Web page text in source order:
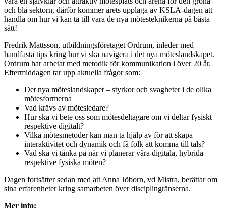
och blå sektorn, därför kommer årets upplaga av KSLA-dagen att
handla om hur vi kan ta till vara de nya mötesteknikerna på bästa
sätt!
Fredrik Mattsson, utbildningsföretaget Ordrum, inleder med
handfasta tips kring hur vi ska navigera i det nya möteslandskapet.
Ordrum har arbetat med metodik för kommunikation i över 20 år.
Eftermiddagen tar upp aktuella frågor som:
Det nya möteslandskapet – styrkor och svagheter i de olika
mötesformerna
Vad krävs av mötesledare?
Hur ska vi bete oss som mötesdeltagare om vi deltar fysiskt
respektive digitalt?
Vilka mötesmetoder kan man ta hjälp av för att skapa
interaktivitet och dynamik och få folk att komma till tals?
Vad ska vi tänka på när vi planerar våra digitala, hybrida
respektive fysiska möten?
Dagen fortsätter sedan med att Anna Jöborn, vd Mistra, berättar om
sina erfarenheter kring samarbeten över disciplingränserna.
Mer info: